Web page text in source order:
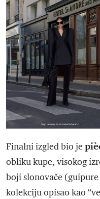
Finalni izgled bio je
obliku kupe, visokog
boji slonovače
kolekciju opisao kao